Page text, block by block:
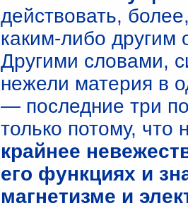
действовать,
каким-либо
Другими словами,
нежели материя в
— последние три
только потому, что
крайнее
его функциях и
магнетизме и